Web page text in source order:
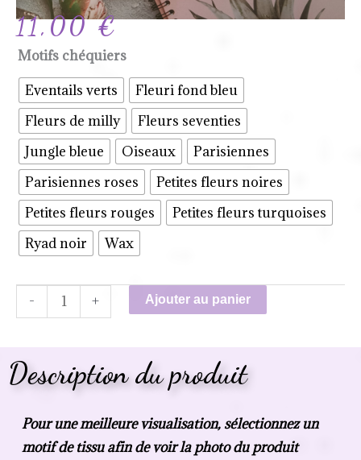
11,00€
Motifs chéquiers
Eventails verts
Fleuri fond bleu
Fleurs de milly
Fleurs seventies
Jungle bleue
Oiseaux
Parisiennes
Parisiennes roses
Petites fleurs noires
Petites fleurs rouges
Petites fleurs turquoises
Ryad noir
Wax
-
quantité
de
Protège
chéquier
+ Ajouter au panier
Description du produit
Pour une meilleure visualisation, sélectionnez un
motif de tissu afin de voir la photo du produit